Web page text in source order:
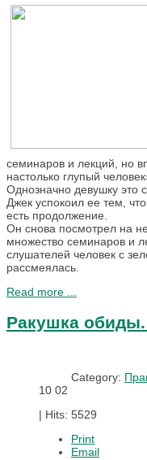
семинаров и лекций, но
настолько глупый
Однозначно девушку это
Джек успокоил ее тем,
есть продолжение.
Он снова посмотрел на
множество семинаров и
слушателей человек с
рассмеялась.
Read more ...
Ракушка обиды.
Category:
10 02
| Hits: 5529
Print
Email